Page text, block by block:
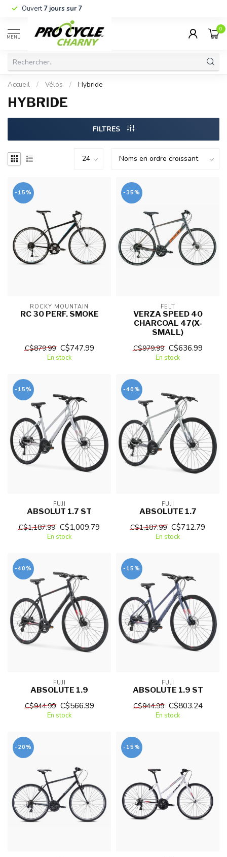
Ouvert7 jours sur 7
MENU
0
Accueil / Vélos / Hybride
HYBRIDE
FILTRES
-15%
ROCKY MOUNTAIN
RC 30 PERF. SMOKE
C$879.99 C$747.99
En stock
-35%
FELT
VERZA SPEED 40
CHARCOAL 47(X-
SMALL)
C$979.99 C$636.99
En stock
-15%
FUJI
ABSOLUT 1.7 ST
C$1,187.99 C$1,009.79
En stock
-40%
FUJI
ABSOLUTE 1.7
C$1,187.99 C$712.79
En stock
-40%
FUJI
ABSOLUTE 1.9
C$944.99 C$566.99
En stock
-15%
FUJI
ABSOLUTE 1.9 ST
C$944.99 C$803.24
En stock
-20% -15%